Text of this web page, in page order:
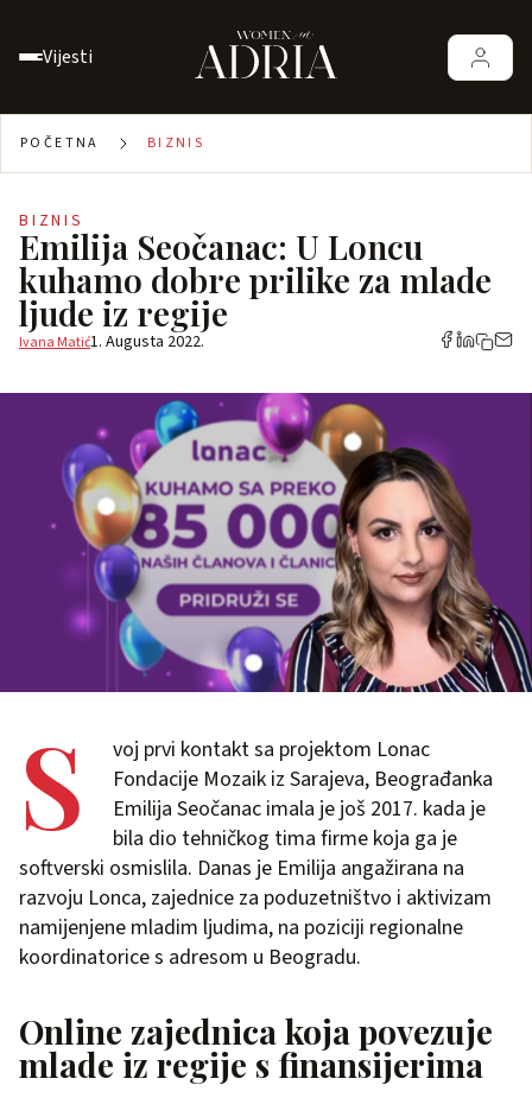
Vijesti
POČETNA BIZNIS
BIZNIS
Emilija Seočanac: U Loncu
kuhamo dobre prilike za mlade
ljude iz regije
Ivana Matić1. Augusta 2022.
S
voj prvi kontakt sa projektom Lonac
Fondacije Mozaik iz Sarajeva, Beograđanka
Emilija Seočanac imala je još 2017. kada je
bila dio tehničkog tima firme koja ga je
softverski osmislila. Danas je Emilija angažirana na
razvoju Lonca, zajednice za poduzetništvo i aktivizam
namijenjene mladim ljudima, na poziciji regionalne
koordinatorice s adresom u Beogradu.
Online zajednica koja povezuje
mlade iz regije s finansijerima